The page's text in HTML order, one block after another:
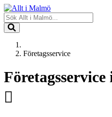
Företagsservice